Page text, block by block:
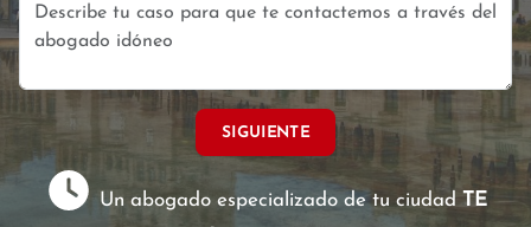
SIGUIENTE
Un abogado especializado de tu ciudadTE